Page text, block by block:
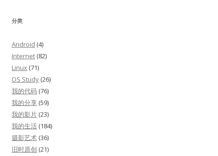
分类
Android (4)
Internet (82)
Linux (71)
OS Study (26)
我的代码 (76)
我的分享 (59)
我的影片 (23)
我的生活 (184)
摄影艺术 (36)
旧时原创 (21)